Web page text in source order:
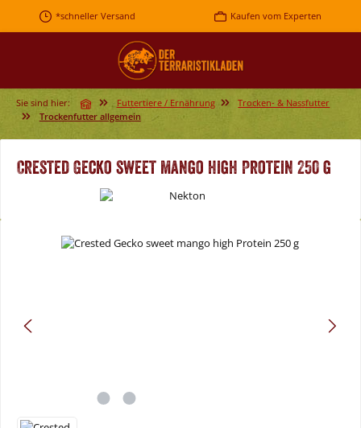
Zum Hauptinhalt springen
*schneller Versand Kaufen vom Experten
Sie sind hier: Futtertiere / Ernährung
Trocken- & Nassfutter
Trockenfutter allgemein
Crested Gecko sweet mango high Protein 250 g
Bildergalerie überspringen